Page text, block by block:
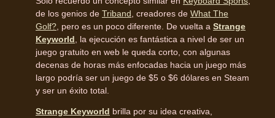
de los genios de Triband , creadores de What The
Golf? , pero es un poco diferente. De vuelta a Strange
Keyworld , la ejecución es fantástica a nivel de ser un
juego gratuito en web le queda corto, con algunas
decenas de horas más enfocadas hacia un juego más
largo podría ser un juego de $5 o $6 dólares en Steam
y ser un éxito total.
Strange Keyworld brilla por su idea creativa,